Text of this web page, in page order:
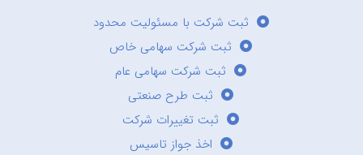
ثبت شرکت با مسئولیت محدود
ثبت شرکت سهامی خاص
ثبت شرکت سهامی عام
ثبت طرح صنعتی
ثبت تغییرات شرکت
اخذ جواز تاسیس